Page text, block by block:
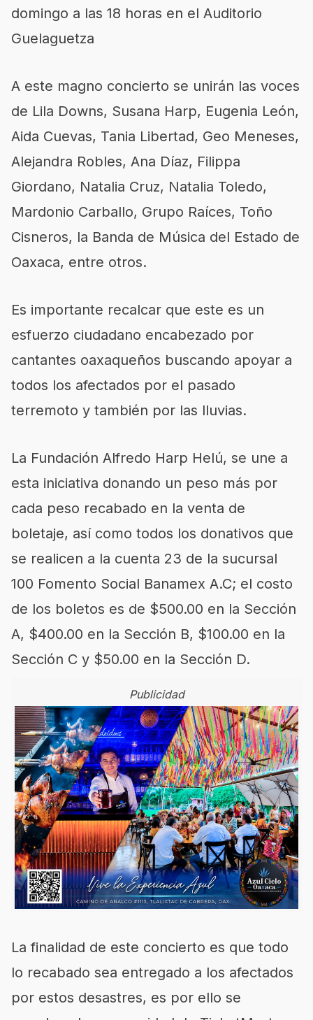
domingo a las 18 horas en el Auditorio
Guelaguetza
A este magno concierto se unirán las voces
de Lila Downs, Susana Harp, Eugenia León,
Aida Cuevas, Tania Libertad, Geo Meneses,
Alejandra Robles, Ana Díaz, Filippa
Giordano, Natalia Cruz, Natalia Toledo,
Mardonio Carballo, Grupo Raíces, Toño
Cisneros, la Banda de Música del Estado de
Oaxaca, entre otros.
Es importante recalcar que este es un
esfuerzo ciudadano encabezado por
cantantes oaxaqueños buscando apoyar a
todos los afectados por el pasado
terremoto y también por las lluvias.
La Fundación Alfredo Harp Helú, se une a
esta iniciativa donando un peso más por
cada peso recabado en la venta de
boletaje, así como todos los donativos que
se realicen a la cuenta 23 de la sucursal
100 Fomento Social Banamex A.C; el costo
de los boletos es de $500.00 en la Sección
A, $400.00 en la Sección B, $100.00 en la
Sección C y $50.00 en la Sección D.
Publicidad
La finalidad de este concierto es que todo
lo recabado sea entregado a los afectados
por estos desastres, es por ello se